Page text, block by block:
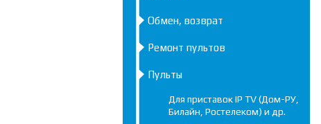
Обмен, возврат
Ремонт пультов
Пульты
Для приставок IP TV (Дом-РУ,
Билайн, Ростелеком) и др.